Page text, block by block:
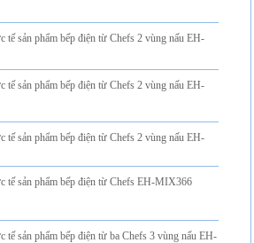
tế sản phẩm bếp điện từ Chefs 2 vùng nấu EH-
tế sản phẩm bếp điện từ Chefs 2 vùng nấu EH-
tế sản phẩm bếp điện từ Chefs 2 vùng nấu EH-
tế sản phẩm bếp điện từ Chefs EH-MIX366
tế sản phẩm bếp điện từ ba Chefs 3 vùng nấu EH-